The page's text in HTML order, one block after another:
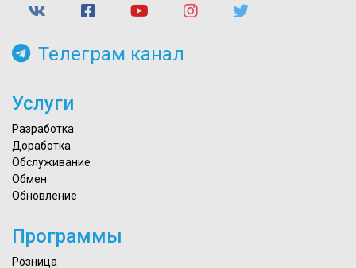
Телеграм канал
Услуги
Разработка
Доработка
Обслуживание
Обмен
Обновление
Программы
Розница